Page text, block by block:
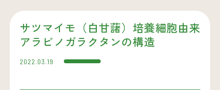
サツマイモ（白甘藷）培養細胞由来
アラビノガラクタンの構造
2022.03.19